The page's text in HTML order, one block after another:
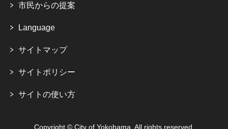
市民からの提案
Language
サイトマップ
サイトポリシー
サイトの使い方
Copyright © City of Yokohama. All rights reserved.